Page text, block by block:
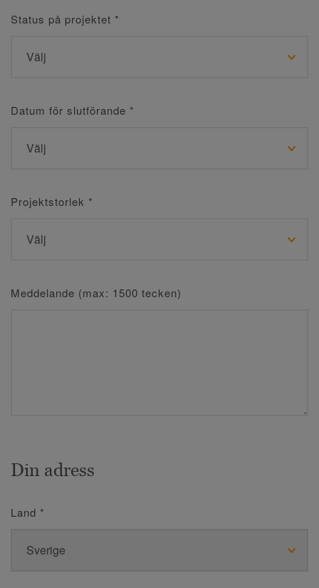
Status på projektet *
Datum för slutförande *
Projektstorlek *
Meddelande (max: 1500 tecken)
Din adress
Land *